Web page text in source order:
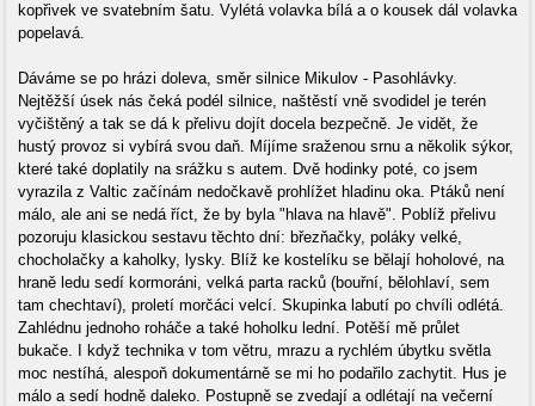
kopřivek ve svatebním šatu. Vylétá volavka bílá a o kousek dál volavka
popelavá.
Dáváme se po hrázi doleva, směr silnice Mikulov - Pasohlávky.
Nejtěžší úsek nás čeká podél silnice, naštěstí vně svodidel je terén
vyčištěný a tak se dá k přelivu dojít docela bezpečně. Je vidět, že
hustý provoz si vybírá svou daň. Míjíme sraženou srnu a několik sýkor,
které také doplatily na srážku s autem. Dvě hodinky poté, co jsem
vyrazila z Valtic začínám nedočkavě prohlížet hladinu oka. Ptáků není
málo, ale ani se nedá říct, že by byla "hlava na hlavě". Poblíž přelivu
pozoruju klasickou sestavu těchto dní: březňačky, poláky velké,
chocholačky a kaholky, lysky. Blíž ke kostelíku se bělají hoholové, na
hraně ledu sedí kormoráni, velká parta racků (bouřní, bělohlaví, sem
tam chechtaví), proletí morčáci velcí. Skupinka labutí po chvíli odlétá.
Zahlédnu jednoho roháče a také hoholku lední. Potěší mě průlet
bukače. I když technika v tom větru, mrazu a rychlém úbytku světla
moc nestíhá, alespoň dokumentárně se mi ho podařilo zachytit. Hus je
málo a sedí hodně daleko. Postupně se zvedají a odlétají na večerní